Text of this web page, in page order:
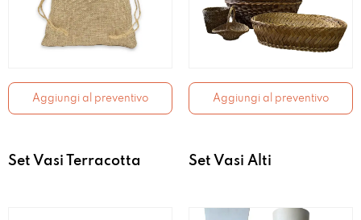
Aggiungi al preventivo Aggiungi al preventivo
Set Vasi Terracotta Set Vasi Alti